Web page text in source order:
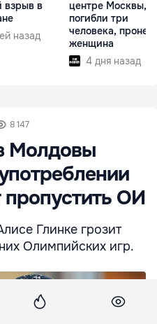
в
назад
центре Москвы,
погибли три
человека,
женщина
4 дня назад
8 147
Молдовы
ОИ
Глинке грозит
Олимпийских игр.